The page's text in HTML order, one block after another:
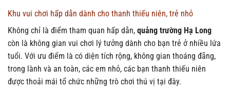
Khu vui chơi hấp dẫn dành cho thanh thiếu niên, trẻ nhỏ
Không chỉ là điểm tham quan hấp dẫn, quảng trường Hạ Long
còn là không gian vui chơi lý tưởng dành cho bạn trẻ ở nhiều lứa
tuổi. Với ưu điểm là có diện tích rộng, không gian thoáng đãng,
trong lành và an toàn, các em nhỏ, các bạn thanh thiếu niên
được thoải mái tổ chức những trò chơi thú vị tại đây.